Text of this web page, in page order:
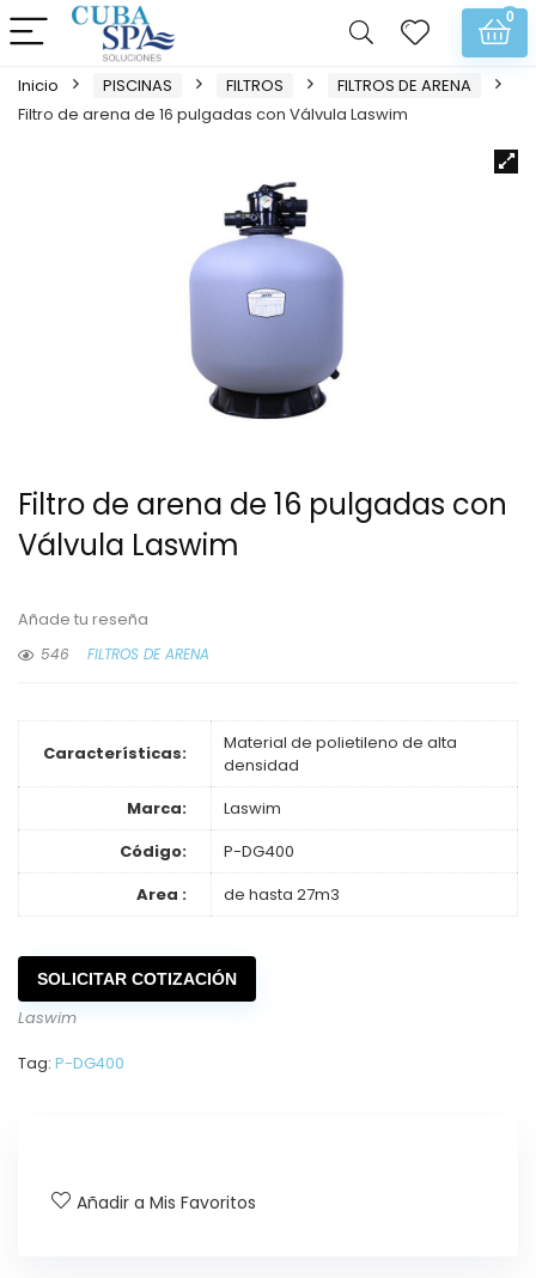
0
Inicio PISCINAS FILTROS
FILTROS DE ARENA
Filtro de arena de 16 pulgadas con Válvula Laswim
Filtro de arena de 16 pulgadas con
Válvula Laswim
Añade tu reseña
546
FILTROS DE ARENA
Características:
Material de polietileno de alta
densidad
Marca:
Laswim
Código:
P-DG400
Area :
de hasta 27m3
SOLICITAR COTIZACIÓN
Laswim
Tag: P-DG400
Añadir a Mis Favoritos